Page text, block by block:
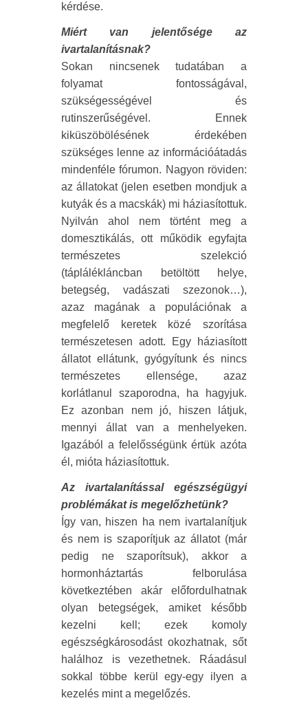
kérdése.
Miért van jelentősége az
ivartalanításnak?
Sokan nincsenek tudatában a
folyamat fontosságával,
szükségességével és
rutinszerűségével. Ennek
kiküszöbölésének érdekében
szükséges lenne az információátadás
mindenféle fórumon. Nagyon röviden:
az állatokat (jelen esetben mondjuk a
kutyák és a macskák) mi háziasítottuk.
Nyilván ahol nem történt meg a
domesztikálás, ott működik egyfajta
természetes szelekció
(táplálékláncban betöltött helye,
betegség, vadászati szezonok…),
azaz magának a populációnak a
megfelelő keretek közé szorítása
természetesen adott. Egy háziasított
állatot ellátunk, gyógyítunk és nincs
természetes ellensége, azaz
korlátlanul szaporodna, ha hagyjuk.
Ez azonban nem jó, hiszen látjuk,
mennyi állat van a menhelyeken.
Igazából a felelősségünk értük azóta
él, mióta háziasítottuk.
Az ivartalanítással egészségügyi
problémákat is megelőzhetünk?
Így van, hiszen ha nem ivartalanítjuk
és nem is szaporítjuk az állatot (már
pedig ne szaporítsuk), akkor a
hormonháztartás felborulása
következtében akár előfordulhatnak
olyan betegségek, amiket később
kezelni kell; ezek komoly
egészségkárosodást okozhatnak, sőt
halálhoz is vezethetnek. Ráadásul
sokkal többe kerül egy-egy ilyen a
kezelés mint a megelőzés.